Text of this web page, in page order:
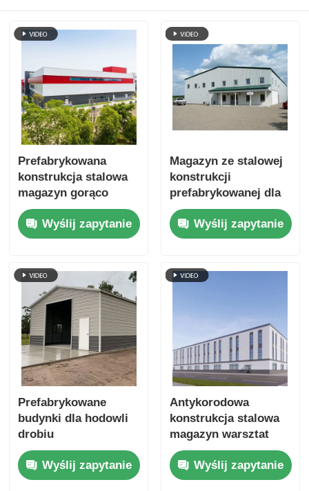
Prefabrykowana
konstrukcja stalowa
magazyn gorąco
zanurzony
ocynkowany długą
żywotność
Wyślij zapytanie
Magazyn ze stalowej
konstrukcji
prefabrykowanej dla
rolnictwa, szybka
budowa Q235B
Q355B
Wyślij zapytanie
Prefabrykowane
budynki dla hodowli
drobiu
Prefabrykowane
budynki dla hodowli
drobiu
Wyślij zapytanie
Antykorodowa
konstrukcja stalowa
magazyn warsztat
przemysłowy
metalowy budynek
szopy dla trudnych
Wyślij zapytanie